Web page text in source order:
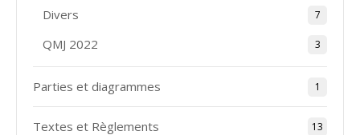
Divers 7
QMJ 2022 3
Parties et diagrammes 1
Textes et Règlements 13